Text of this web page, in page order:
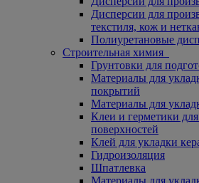
Дисперсии для
текстиля, кож и
Полиуретановые
Строительная химия
Грунтовки для
Материалы для
покрытий
Материалы для
Клеи и герметики
поверхностей
Клей для укладки
Гидроизоляция
Шпатлевка
Материалы для